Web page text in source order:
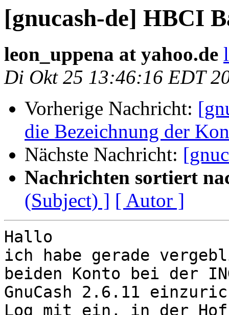
[gnucash-de] HBCI
leon_uppena at yahoo.de
Di Okt 25 13:46:16 EDT
Vorherige Nachricht:
die Bezeichnung der
Nächste Nachricht:
Nachrichten sortiert
(Subject) ] [ Autor ]
Hallo
ich habe gerade
beiden Konto bei der
GnuCash 2.6.11
Log mit ein, in der